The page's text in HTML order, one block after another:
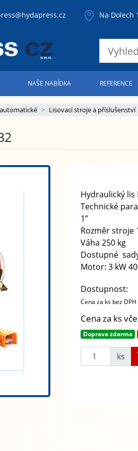
Na Dolech
NAŠE NABÍDKA REFERENCE
Lisovací stroje a příslušenství
Hydraulický
Technické
1”
Rozměr stroje
Váha 250 kg
Dostupné
Motor: 3 kW
Dostupnost:
Cena za ks bez DPH
Cena za ks
Doprava zdarma
ks